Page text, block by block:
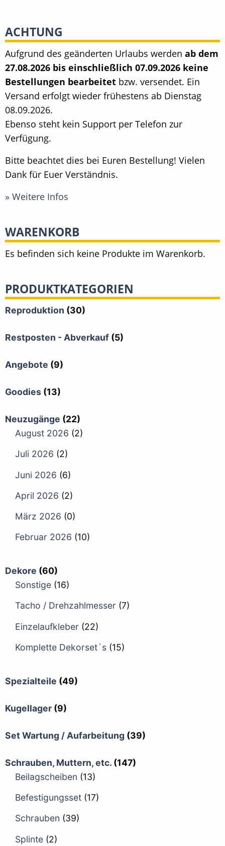
ACHTUNG
Aufgrund des geänderten Urlaubs werden ab dem
27.08.2026 bis einschließlich 07.09.2026 keine
Bestellungen bearbeitet bzw. versendet. Ein
Versand erfolgt wieder frühestens ab Dienstag
08.09.2026.
Ebenso steht kein Support per Telefon zur
Verfügung.
Bitte beachtet dies bei Euren Bestellung! Vielen
Dank für Euer Verständnis.
» Weitere Infos
WARENKORB
Es befinden sich keine Produkte im Warenkorb.
PRODUKTKATEGORIEN
Reproduktion (30)
Restposten - Abverkauf (5)
Angebote (9)
Goodies (13)
Neuzugänge (22)
August 2026 (2)
Juli 2026 (2)
Juni 2026 (6)
April 2026 (2)
März 2026 (0)
Februar 2026 (10)
Dekore (60)
Sonstige (16)
Tacho / Drehzahlmesser (7)
Einzelaufkleber (22)
Komplette Dekorset´s (15)
Spezialteile (49)
Kugellager (9)
Set Wartung / Aufarbeitung (39)
Schrauben, Muttern, etc. (147)
Beilagscheiben (13)
Befestigungsset (17)
Schrauben (39)
Splinte (2)